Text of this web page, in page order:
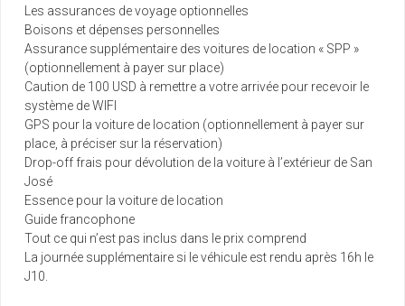
Les assurances de voyage optionnelles
Boisons et dépenses personnelles
Assurance supplémentaire des voitures de location « SPP »
(optionnellement à payer sur place)
Caution de 100 USD à remettre a votre arrivée pour recevoir le
système de WIFI
GPS pour la voiture de location (optionnellement à payer sur
place, à préciser sur la réservation)
Drop-off frais pour dévolution de la voiture à l’extérieur de San
José
Essence pour la voiture de location
Guide francophone
Tout ce qui n’est pas inclus dans le prix comprend
La journée supplémentaire si le véhicule est rendu après 16h le
J10.